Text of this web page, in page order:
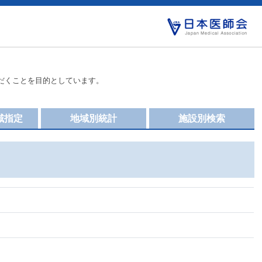
ことを目的としています。
施設別検索
地域別統計
指定